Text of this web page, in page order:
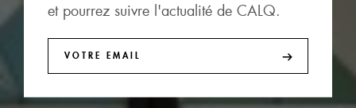
et pourrez suivre l'actualité de CALQ.